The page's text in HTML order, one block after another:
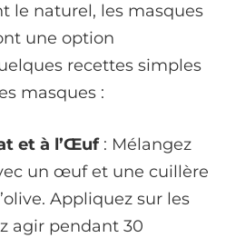
le naturel, les masques
une option
recettes simples
masques :
et à l’Œuf: Mélangez
un œuf et une cuillère
Appliquez sur les
agir pendant 30